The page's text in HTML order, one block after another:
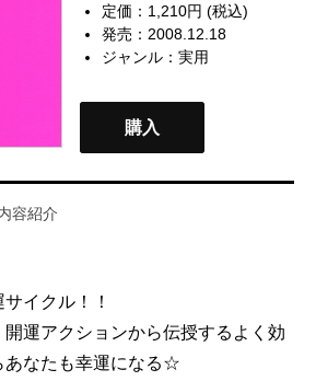
定価：1,210円 (税込)
発売：2008.12.18
ジャンル：実用
購入
容紹介
サイクル！！
運アクションから伝授するよく効
あなたも幸運になる☆